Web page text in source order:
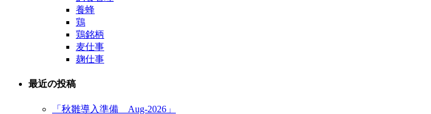
養蜂
鶏
鶏銘柄
麦仕事
麹仕事
最近の投稿
「秋雛導入準備 Aug-2026」